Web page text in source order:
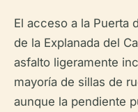
El acceso a la Puerta
de la Explanada del
asfalto ligeramente
mayoría de sillas de
aunque la pendiente